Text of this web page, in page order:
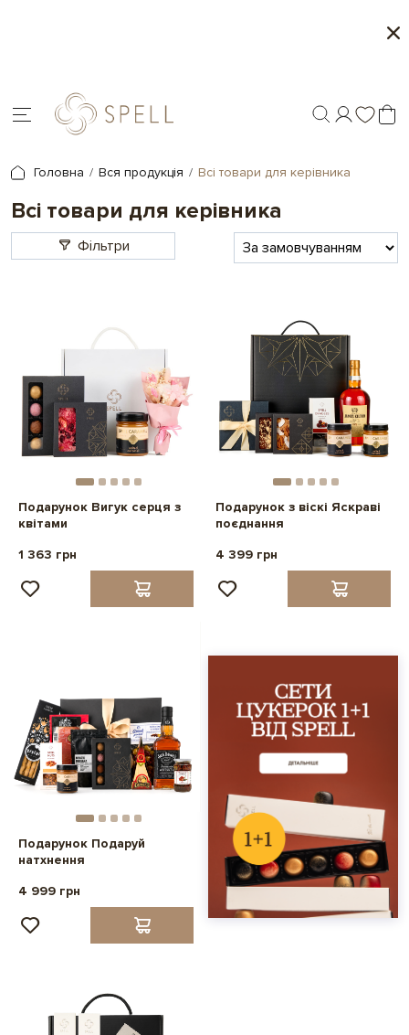
Головна Вся продукція Всі товари для керівника
Всі товари для керівника
Фільтри
Подарунок Вигук серця з
квітами
1 363 грн
Подарунок з віскі Яскраві
поєднання
4 399 грн
Подарунок Подаруй
натхнення
4 999 грн